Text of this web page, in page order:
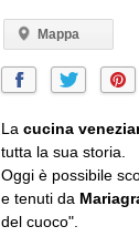
Mappa
La cucina
tutta la sua storia.
Oggi è possibile
e tenuti da
del cuoco".